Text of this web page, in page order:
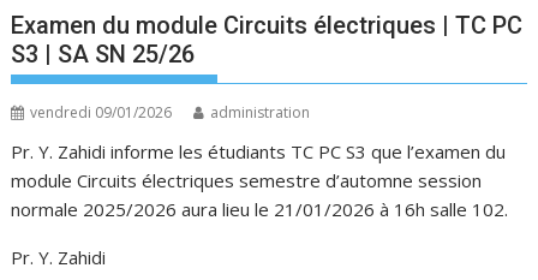
Examen du module Circuits électriques | TC PC
S3 | SA SN 25/26
vendredi 09/01/2026 administration
Pr. Y. Zahidi informe les étudiants TC PC S3 que l’examen du
module Circuits électriques semestre d’automne session
normale 2025/2026 aura lieu le 21/01/2026 à 16hsalle 102.
Pr. Y. Zahidi